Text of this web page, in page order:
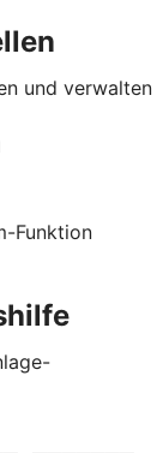
und verwalten
Funktion